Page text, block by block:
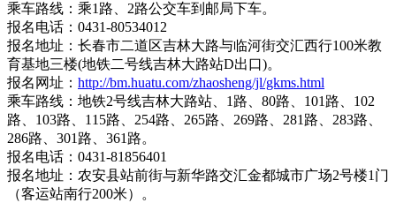
乘车路线：乘1路、2路公交车到邮局下车。
报名电话：0431-80534012
报名地址：长春市二道区吉林大路与临河街交汇西行100米教
育基地三楼(地铁二号线吉林大路站D出口)。
报名网址： http://bm.huatu.com/zhaosheng/jl/gkms.html
乘车路线：地铁2号线吉林大路站、1路、80路、101路、102
路、103路、115路、254路、265路、269路、281路、283路、
286路、301路、361路。
报名电话：0431-81856401
报名地址：农安县站前街与新华路交汇金都城市广场2号楼1门
（客运站南行200米）。